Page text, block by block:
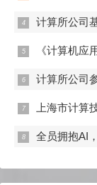
计算所公司基层
《计算机应
计算所公司参
上海市计算技术研究所有限
全员拥抱AI，赋能